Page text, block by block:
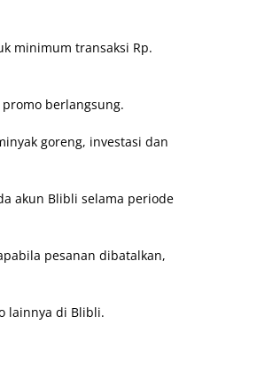
minimum transaksi Rp.
berlangsung.
goreng, investasi dan
akun Blibli selama periode
pesanan dibatalkan,
lainnya di Blibli.